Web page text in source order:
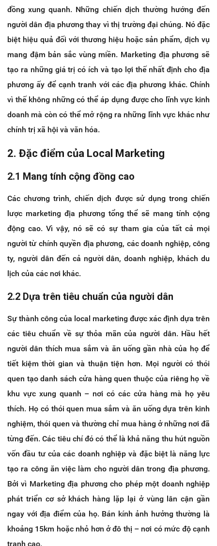
đồng xung quanh. Những chiến dịch thường hướng đến
người dân địa phương thay vì thị trường đại chúng. Nó đặc
biệt hiệu quả đối với thương hiệu hoặc sản phẩm, dịch vụ
mang đậm bản sắc vùng miền. Marketing địa phương sẽ
tạo ra những giá trị có ích và tạo lợi thế nhất định cho địa
phương ấy để cạnh tranh với các địa phương khác. Chính
vì thế không những có thể áp dụng được cho lĩnh vực kinh
doanh mà còn có thể mở rộng ra những lĩnh vực khác như
chính trị xã hội và văn hóa.
2. Đặc điểm của Local Marketing
2.1 Mang tính cộng đồng cao
Các chương trình, chiến dịch được sử dụng trong chiến
lược marketing địa phương tổng thể sẽ mang tính cộng
động cao. Vì vậy, nó sẽ có sự tham gia của tất cả mọi
người từ chính quyền địa phương, các doanh nghiệp, công
ty, người dân đến cả người dân, doanh nghiệp, khách du
lịch của các nơi khác.
2.2 Dựa trên tiêu chuẩn của người dân
Sự thành công của local marketing được xác định dựa trên
các tiêu chuẩn về sự thỏa mãn của người dân. Hầu hết
người dân thích mua sắm và ăn uống gần nhà của họ để
tiết kiệm thời gian và thuận tiện hơn. Mọi người có thói
quen tạo danh sách cửa hàng quen thuộc của riêng họ về
khu vực xung quanh – nơi có các cửa hàng mà họ yêu
thích. Họ có thói quen mua sắm và ăn uống dựa trên kinh
nghiệm, thói quen và thường chỉ mua hàng ở những nơi đã
từng đến. Các tiêu chí đó có thể là khả năng thu hút nguồn
vốn đầu tư của các doanh nghiệp và đặc biệt là năng lực
tạo ra công ăn việc làm cho người dân trong địa phương.
Bởi vì Marketing địa phương cho phép một doanh nghiệp
phát triển cơ sở khách hàng lặp lại ở vùng lân cận gần
ngay với địa điểm của họ. Bán kính ảnh hưởng thường là
khoảng 15km hoặc nhỏ hơn ở đô thị – nơi có mức độ cạnh
tranh cao.